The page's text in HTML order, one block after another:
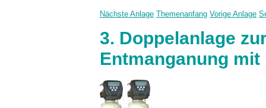
Nächste Anlage Themenanfang Vorige Anlage
3. Doppelanlage
Entmanganung